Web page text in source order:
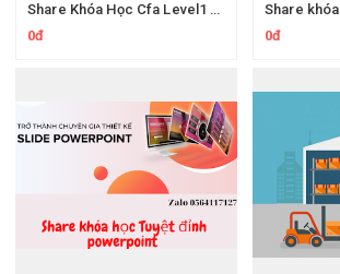
Share Khóa Học Cfa Level1 Online Hedgeacademy
0đ
0đ